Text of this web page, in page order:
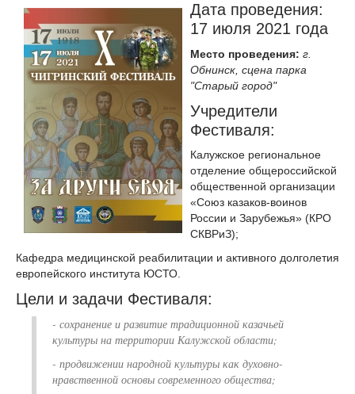
Дата проведения:
17 июля 2021 года
Место проведения: г.
Обнинск, сцена парка
"Старый город"
Учредители
Фестиваля:
Калужское региональное
отделение общероссийской
общественной организации
«Союз казаков-воинов
России и Зарубежья» (КРО
СКВРиЗ);
Кафедра медицинской реабилитации и активного долголетия
европейского института ЮСТО.
Цели и задачи Фестиваля:
- сохранение и развитие традиционной казачьей
культуры на территории Калужской области;
- продвижении народной культуры как духовно-
нравственной основы современного общества;